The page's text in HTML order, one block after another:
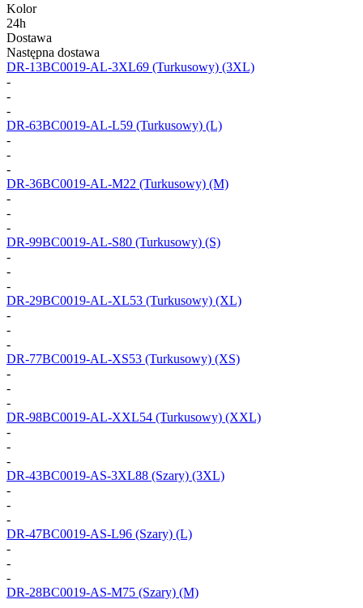
Kolor
24h
Dostawa
Następna dostawa
DR-13BC0019-AL-3XL69 (Turkusowy) (3XL)
-
-
-
DR-63BC0019-AL-L59 (Turkusowy) (L)
-
-
-
DR-36BC0019-AL-M22 (Turkusowy) (M)
-
-
-
DR-99BC0019-AL-S80 (Turkusowy) (S)
-
-
-
DR-29BC0019-AL-XL53 (Turkusowy) (XL)
-
-
-
DR-77BC0019-AL-XS53 (Turkusowy) (XS)
-
-
-
DR-98BC0019-AL-XXL54 (Turkusowy) (XXL)
-
-
-
DR-43BC0019-AS-3XL88 (Szary) (3XL)
-
-
-
DR-47BC0019-AS-L96 (Szary) (L)
-
-
-
DR-28BC0019-AS-M75 (Szary) (M)